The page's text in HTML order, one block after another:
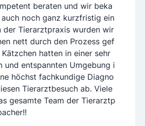
beraten und wir beka
auch noch ganz kurzfristig ein
der Tierarztpraxis wurden wir
nett durch den Prozess gef
hatten in einer sehr
und entspannten Umgebung i
höchst fachkundige Diagno
Tierarztbesuch ab. Viele
gesamte Team der Tierarztp